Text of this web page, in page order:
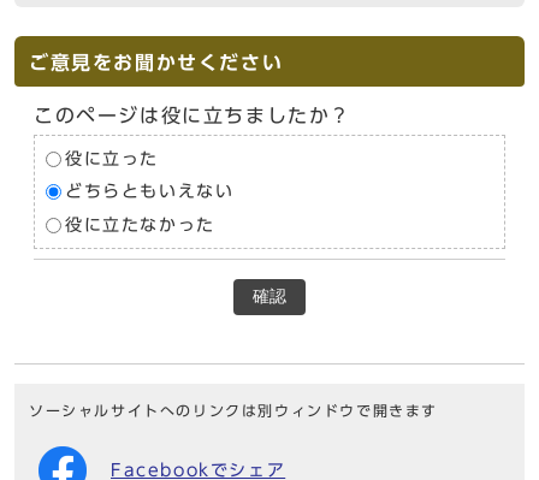
ご意見をお聞かせください
このページは役に立ちましたか？
役に立った
どちらともいえない
役に立たなかった
確認
ソーシャルサイトへのリンクは別ウィンドウで開きます
Facebookでシェア